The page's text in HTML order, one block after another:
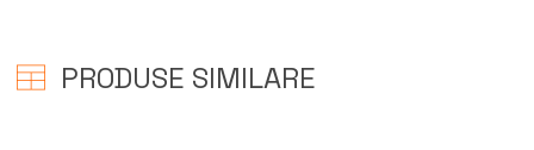
PRODUSE SIMILARE